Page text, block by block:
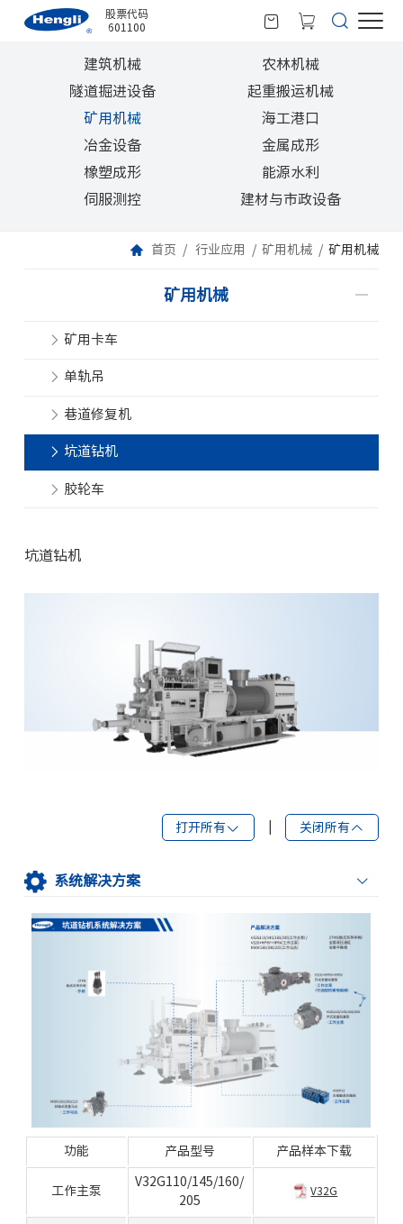
股票代码
601100
建筑机械
农林机械
隧道掘进设备
起重搬运机械
矿用机械
海工港口
冶金设备
金属成形
橡塑成形
能源水利
伺服测控
建材与市政设备
首页 行业应用 矿用机械 矿用机械
矿用机械
矿用卡车
单轨吊
巷道修复机
坑道钻机
胶轮车
坑道钻机
打开所有 关闭所有
系统解决方案
功能 产品型号 产品样本下载
工作主泵
V32G110/145/160/
205
V32G